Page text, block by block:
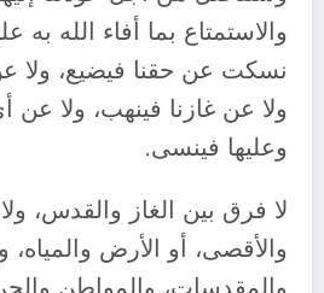
والاستمتاع بما أفاء الله به
نسكت عن حقنا فيضيع، ولا
ولا عن غازنا فينهب، ولا عن
وعليها فينسى.
لا فرق بين الغاز والقدس،
والأقصى، أو الأرض والمياه،